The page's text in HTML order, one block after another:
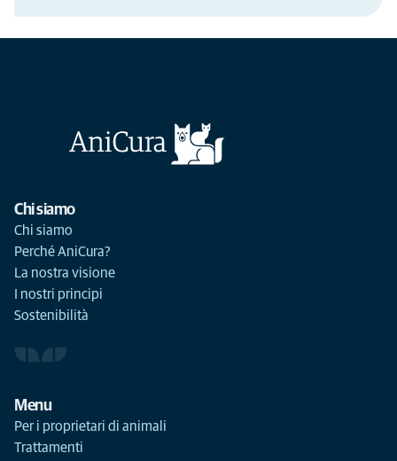
Chi siamo
Chi siamo
Perché AniCura?
La nostra visione
I nostri principi
Sostenibilità
Menu
Per i proprietari di animali
Trattamenti